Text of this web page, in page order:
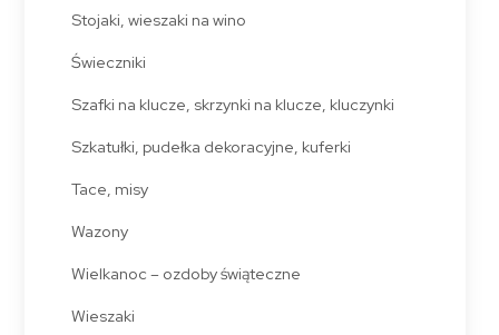
Stojaki, wieszaki na wino
Świeczniki
Szafki na klucze, skrzynki na klucze, kluczynki
Szkatułki, pudełka dekoracyjne, kuferki
Tace, misy
Wazony
Wielkanoc – ozdoby świąteczne
Wieszaki